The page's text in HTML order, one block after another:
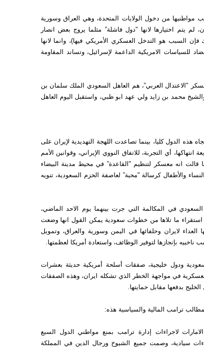
مواطنيها من دخول الولايات المتحدة، وهي العراق وسورية
لم يتم اختيارها لانها "دول فاشلة” مثلما يروج بعض انصار
السبب هو التدخل العسكري الأمريكي فيها)، وانما لانها
الامريكية الداعمة لإسرائيل، وتساند المقاومة
"الاعتدال العربي”، هم العاهل السعودي الملك سلمان بن
محمد بن زايد ولي عهد ابو ظبي، واستقبل اليوم العاهل
هذه الدول كليا، بينما تصاعدت اللهجة التهديدية لإيران على
أي التجربة، للاتفاق النووي الإيراني، وقوانين الأمم
قالت انه معسكر لتنظيم "القاعدة” في محيط مدينة البيضاء
شخصا معظمهم من النساء والأطفال كرسالة "محبة” لعاصفة الحزم السعودية، تنويه
في المكالمة التي جرت بينهما يوم الاحد الماضي،
خلال استقراء ما تلاها من خطوات سعودية يمكن القول انها وضعت
لايران وحلفائها في اليمن وسورية والعراق، وتمويل
ناخبيه بإنجازها لتوفير الوظائف، واستعادة أمريكا لعظمتها.
ودول خليجية، صفقات أسلحة أمريكية حديثة بعشرات
في مواجهة الخطر الذي تشكله ايران، وهذه الصفقات
بدفعها مقابل حمايتها.
ترامب المالية والسياسية هذه:
لاجراءات إدارة ترامب بمنع مواطني الدول السبع
سيادية، وصمت جميع الشيوخ ورجال الدين في المملكة